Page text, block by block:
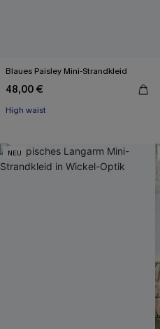
Blaues Paisley Mini-Strandkleid
48,00 €
High waist
NEU